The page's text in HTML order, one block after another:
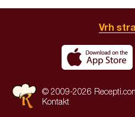
Vrh
© 2009-2026
Kontakt